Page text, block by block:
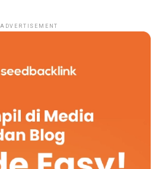
ADVERTISEMENT